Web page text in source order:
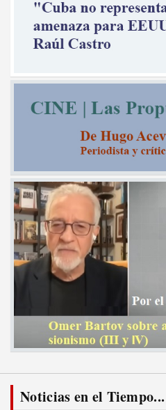
Noticias en el Tiempo...